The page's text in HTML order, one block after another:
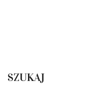
SZUKAJ